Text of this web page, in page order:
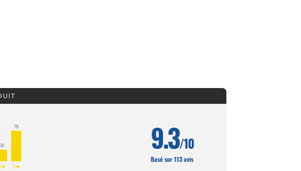
30
78
5★
9.3/10
Basé sur 113 avis